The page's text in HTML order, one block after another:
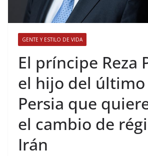
GENTE Y ESTILO DE VIDA
​El príncipe Reza
el hijo del último
Persia que
el cambio de
Irán